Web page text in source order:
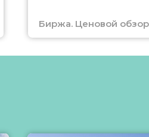
Биржа. Ценовой обзор